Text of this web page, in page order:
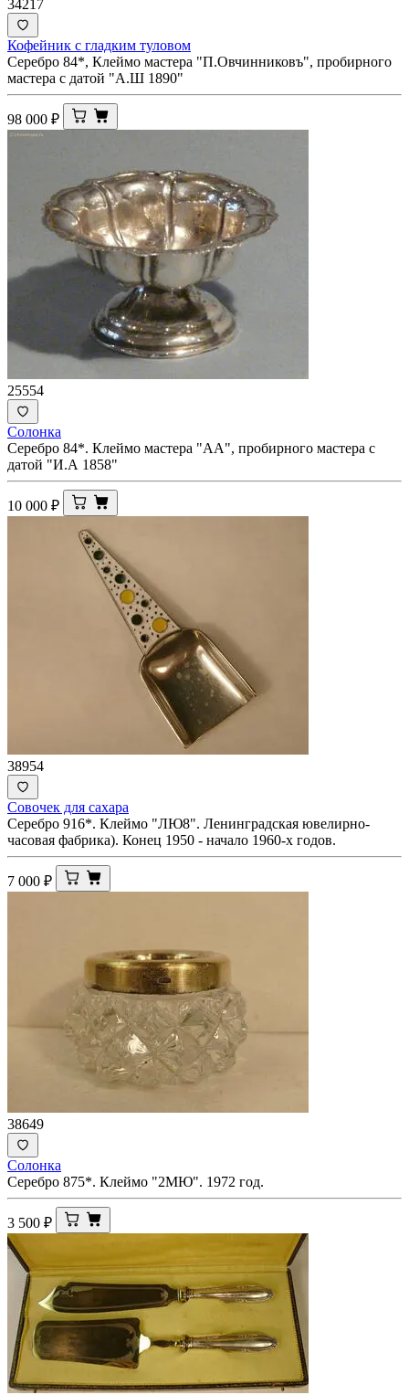
34217
Кофейник с гладким туловом
Серебро 84*, Клеймо мастера "П.Овчинниковъ", пробирного
мастера с датой "А.Ш 1890"
98 000 ₽
25554
Солонка
Серебро 84*. Клеймо мастера "АА", пробирного мастера с
датой "И.А 1858"
10 000 ₽
38954
Совочек для сахара
Серебро 916*. Клеймо "ЛЮ8". Ленинградская ювелирно-
часовая фабрика). Конец 1950 - начало 1960-х годов.
7 000 ₽
38649
Солонка
Серебро 875*. Клеймо "2МЮ". 1972 год.
3 500 ₽